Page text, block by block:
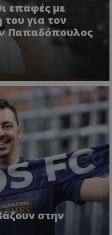
επαφές με
για τον
Παπαδόπουλος
στην